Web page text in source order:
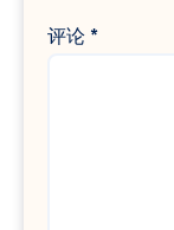
评论 *